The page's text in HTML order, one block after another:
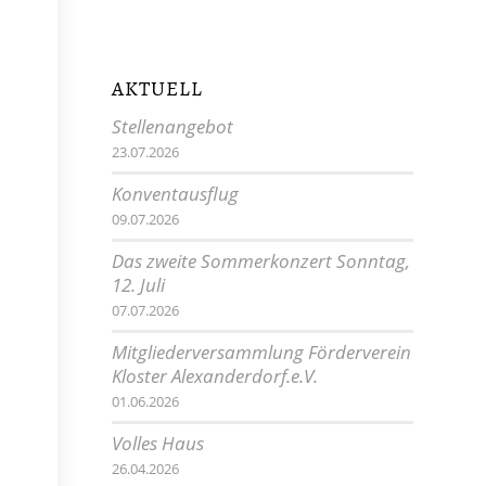
AKTUELL
Stellenangebot
23.07.2026
Konventausflug
09.07.2026
Das zweite Sommerkonzert Sonntag,
12. Juli
07.07.2026
Mitgliederversammlung Förderverein
Kloster Alexanderdorf.e.V.
01.06.2026
Volles Haus
26.04.2026